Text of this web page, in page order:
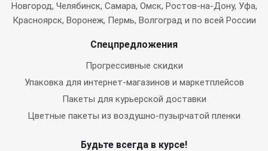
Новгород, Челябинск, Самара, Омск, Ростов-на-Дону, Уфа,
Красноярск, Воронеж, Пермь, Волгоград и по всей России
Спецпредложения
Прогрессивные скидки
Упаковка для интернет-магазинов и маркетплейсов
Пакеты для курьерской доставки
Цветные пакеты из воздушно-пузырчатой пленки
Будьте всегда в курсе!